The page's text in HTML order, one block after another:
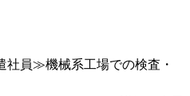
社員≫機械系工場での検査・